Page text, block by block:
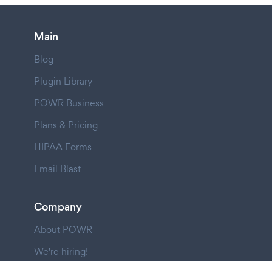
Main
Blog
Plugin Library
POWR Business
Plans & Pricing
HIPAA Forms
Email Blast
Company
About POWR
We're hiring!